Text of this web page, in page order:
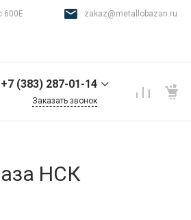
600Е zakaz@metallobazan.ru
+7 (383) 287-01-14
9:00-18:00 пн-пт
Заказать звонок
НСК